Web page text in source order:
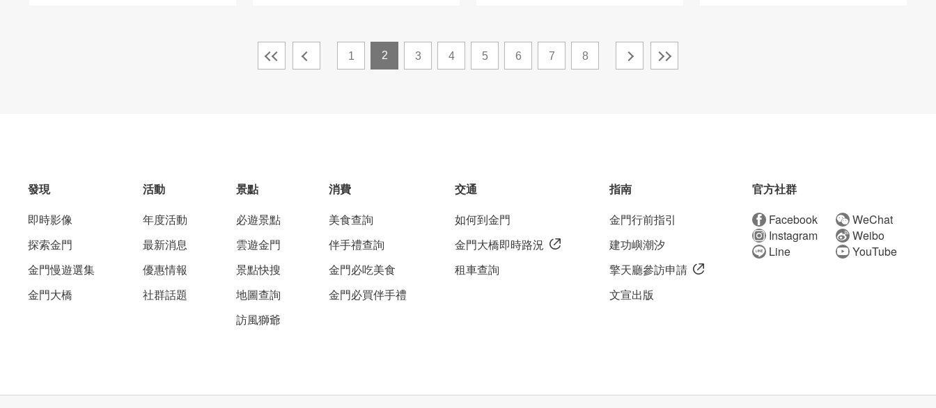
1 2 3 4 5 6 7 8
發現
即時影像
探索金門
金門慢遊選集
金門大橋
活動
年度活動
最新消息
優惠情報
社群話題
景點
必遊景點
雲遊金門
景點快搜
地圖查詢
訪風獅爺
消費
美食查詢
伴手禮查詢
金門必吃美食
金門必買伴手禮
交通
如何到金門
金門大橋即時路況
租車查詢
指南
金門行前指引
建功嶼潮汐
擎天廳參訪申請
文宣出版
官方社群
Facebook
WeChat
Instagram
Weibo
Line
YouTube